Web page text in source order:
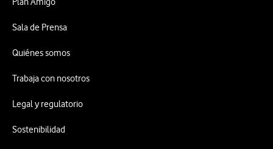
Sala de Prensa
Quiénes somos
Trabaja con nosotros
Legal y regulatorio
Sostenibilidad